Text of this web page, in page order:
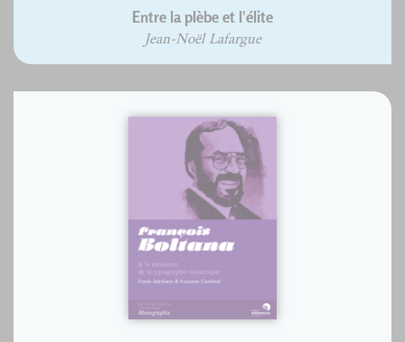
Entre la plèbe et l'élite
Jean-Noël Lafargue